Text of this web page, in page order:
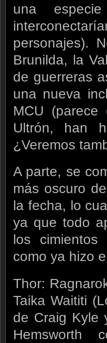
una
personajes).
Brunilda, la
de guerreras
una nueva
MCU
Ultrón, han
¿Veremos
A parte, se
más oscuro
la fecha, lo
ya que todo
los
como ya hizo
Thor:
Taika Waititi
de Craig Kyle
Hemsworth